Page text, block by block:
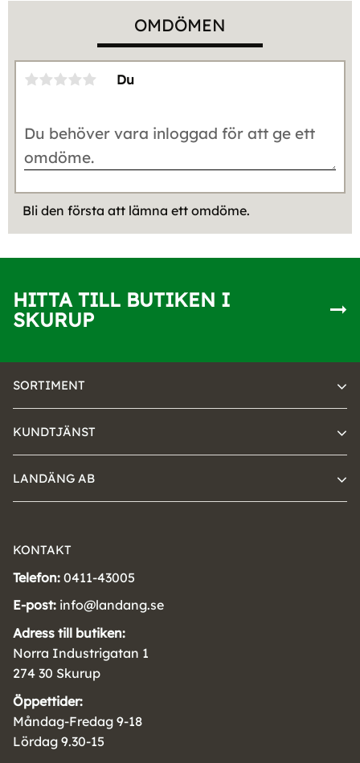
OMDÖMEN
Du
Bli den första att lämna ett omdöme.
HITTA TILL BUTIKEN I
SKURUP
SORTIMENT
KUNDTJÄNST
LANDÄNG AB
KONTAKT
Telefon: 0411-43005
E-post: info@landang.se
Adress till butiken:
Norra Industrigatan 1
274 30 Skurup
Öppettider:
Måndag-Fredag 9-18
Lördag 9.30-15